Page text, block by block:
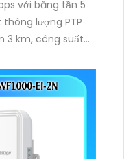
với băng tần 5
lượng PTP
3 km, công suất
ở khoảng cách